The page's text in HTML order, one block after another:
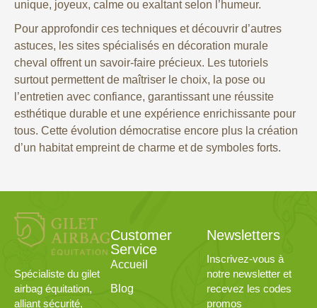
unique, joyeux, calme ou exaltant selon l’humeur.
Pour approfondir ces techniques et découvrir d’autres
astuces, les sites spécialisés en décoration murale
cheval offrent un savoir-faire précieux. Les tutoriels
surtout permettent de maîtriser le choix, la pose ou
l’entretien avec confiance, garantissant une réussite
esthétique durable et une expérience enrichissante pour
tous. Cette évolution démocratise encore plus la création
d’un habitat empreint de charme et de symboles forts.
Spécialiste du gilet
airbag équitation,
alliant sécurité,
Customer
Service
Accueil
Blog
Newsletters
Inscrivez-vous à
notre newsletter et
recevez les codes
promos